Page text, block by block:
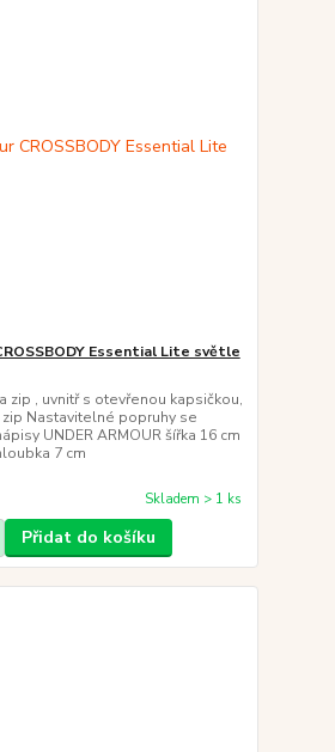
Essential Lite světle
zip , uvnitř s otevřenou kapsičkou,
Nastavitelné popruhy se
UNDER ARMOUR šířka 16 cm
7 cm
Skladem > 1 ks
Přidat do košíku